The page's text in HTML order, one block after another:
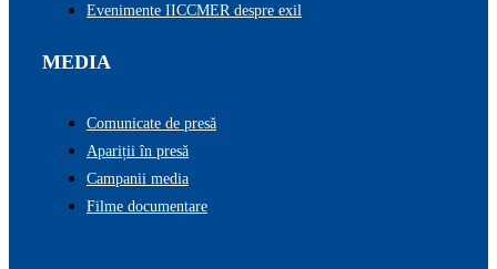
Evenimente IICCMER despre exil
MEDIA
Comunicate de presă
Apariții în presă
Campanii media
Filme documentare